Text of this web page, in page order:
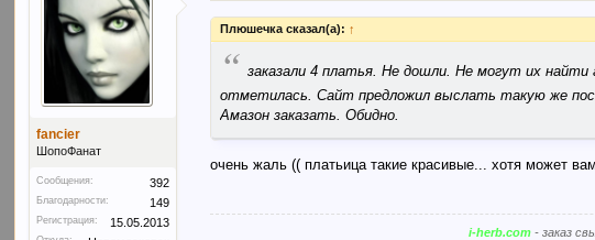
fancier
ШопоФанат
Сообщения: 392
Благодарности: 149
Регистрация: 15.05.2013
Плюшечка сказал(а): ↑
“ заказали 4 платья. Не дошли. Не могут их найти
отметилась. Сайт предложил выслать такую же
Амазон заказать. Обидно.
очень жаль (( платьица такие красивые... хотя может
i-herb.com - заказ